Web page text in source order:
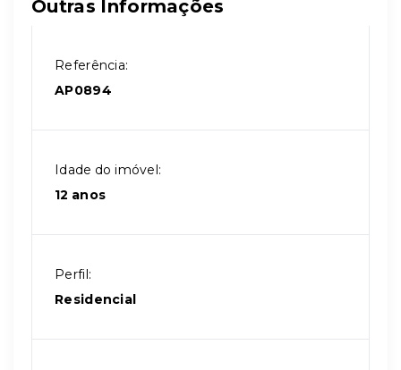
Outras Informações
Referência:
AP0894
Idade do imóvel:
12 anos
Perfil:
Residencial